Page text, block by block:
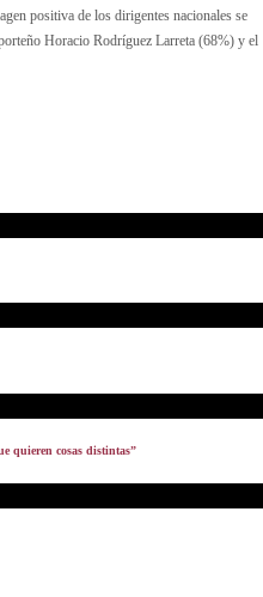
positiva de los dirigentes nacionales se
Horacio Rodríguez Larreta (68%) y el
quieren cosas distintas”